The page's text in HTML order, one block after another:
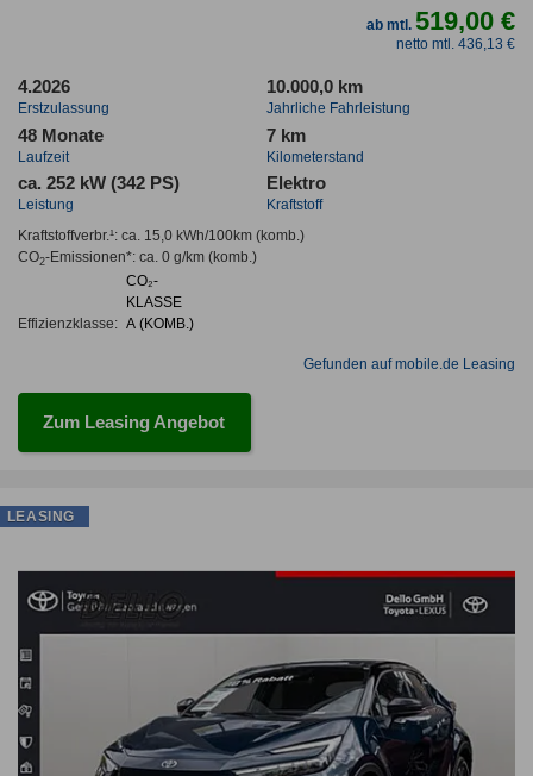
ab mtl.519,00 €
netto mtl. 436,13 €
4.2026
Erstzulassung
10.000,0 km
Jahrliche Fahrleistung
48 Monate
Laufzeit
7 km
Kilometerstand
ca. 252 kW (342 PS)
Leistung
Elektro
Kraftstoff
Kraftstoffverbr.¹: ca. 15,0 kWh/100km(komb.)
CO2-Emissionen*: ca. 0 g/km(komb.)
Effizienzklasse:
CO₂-
KLASSE
A (KOMB.)
Gefunden auf mobile.de Leasing
Zum Leasing Angebot
LEASING